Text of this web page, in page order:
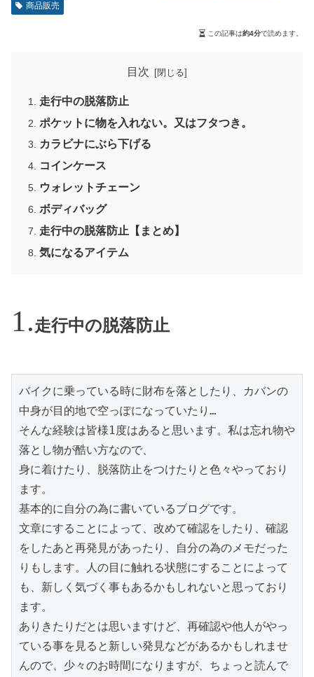
商品販売
この記事は約4分で読めます。
目次
走行中の脱落防止
ポケットに物を入れない。又はフタつき。
カラビナにぶら下げる
コインケース
ウォレットチェーン
ボディバッグ
走行中の脱落防止【まとめ】
気になるアイテム
走行中の脱落防止
バイクに乗っている時に財布を落としたり、カバンの
中身が目的地で空っぽになっていたり…
そんな経験は皆様1度はあると思います。私は忘れ物や
落とし物が酷い方なので、
身に着けたり、脱落防止をつけたりと色々やっており
ます。
基本的に自分の為に書いているブログです。
文章にすることによって、改めて確認をしたり、確認
をしたあと再発見があったり、自分の為のメモだった
りもします。人の目に触れる状態にすることによって
も、新しく気づく事もあるかもしれないと思っており
ます。
ありきたりだとは思いますけど、再確認や他人がやっ
ている事を見ると新しい発見などがあるかもしれませ
んので、少々のお時間になりますが、ちょっと読んで